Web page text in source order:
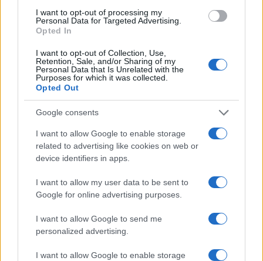
I want to opt-out of processing my
Personal Data for Targeted Advertising.
Opted In
I want to opt-out of Collection, Use,
Retention, Sale, and/or Sharing of my
Personal Data that Is Unrelated with the
Purposes for which it was collected.
Opted Out
Google consents
I want to allow Google to enable storage
related to advertising like cookies on web or
device identifiers in apps.
I want to allow my user data to be sent to
Google for online advertising purposes.
I want to allow Google to send me
personalized advertising.
I want to allow Google to enable storage
Conoce todos los secretos y detalles de Masterchef México
en nuestra guía completa.
CONSEJOS DE COCINA
Pepe Rodríguez: La Transformación de
Futbolista a Chef Galardonado con Estrella
Michelin
Pepe Rodríguez: Chef Innovador y Apasionado de la